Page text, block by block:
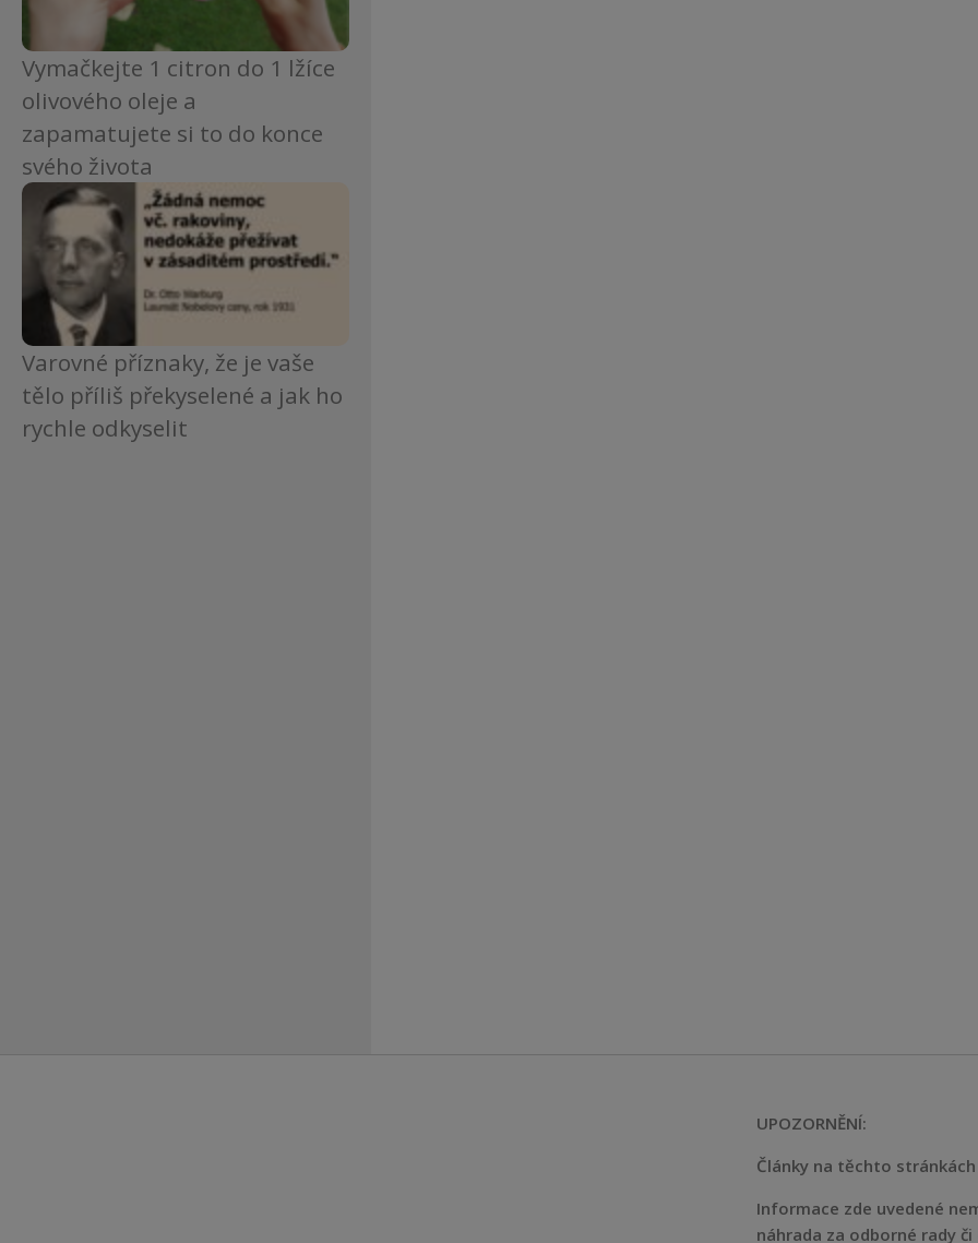
Vymačkejte 1 citron do 1 lžíce
olivového oleje a
zapamatujete si to do konce
svého života
Varovné příznaky, že je vaše
tělo příliš překyselené a jak ho
rychle odkyselit
UPOZORNĚNÍ:
Články na těchto
Informace zde uvedené
náhrada za odborné rady